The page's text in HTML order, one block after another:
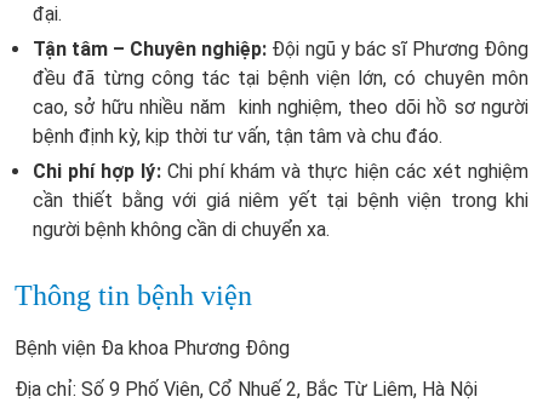
đại.
Tận tâm – Chuyên nghiệp: Đội ngũ y bác sĩ Phương Đông
đều đã từng công tác tại bệnh viện lớn, có chuyên môn
cao, sở hữu nhiều năm kinh nghiệm, theo dõi hồ sơ người
bệnh định kỳ, kịp thời tư vấn, tận tâm và chu đáo.
Chi phí hợp lý: Chi phí khám và thực hiện các xét nghiệm
cần thiết bằng với giá niêm yết tại bệnh viện trong khi
người bệnh không cần di chuyển xa.
Thông tin bệnh viện
Bệnh viện Đa khoa Phương Đông
Địa chỉ: Số 9 Phố Viên, Cổ Nhuế 2, Bắc Từ Liêm, Hà Nội